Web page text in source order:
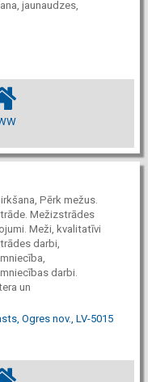
jaunaudzes,
Pērk mežus.
Mežizstrādes
Meži, kvalitatīvi
darbi,
darbi.
un
Ogres nov., LV-5015